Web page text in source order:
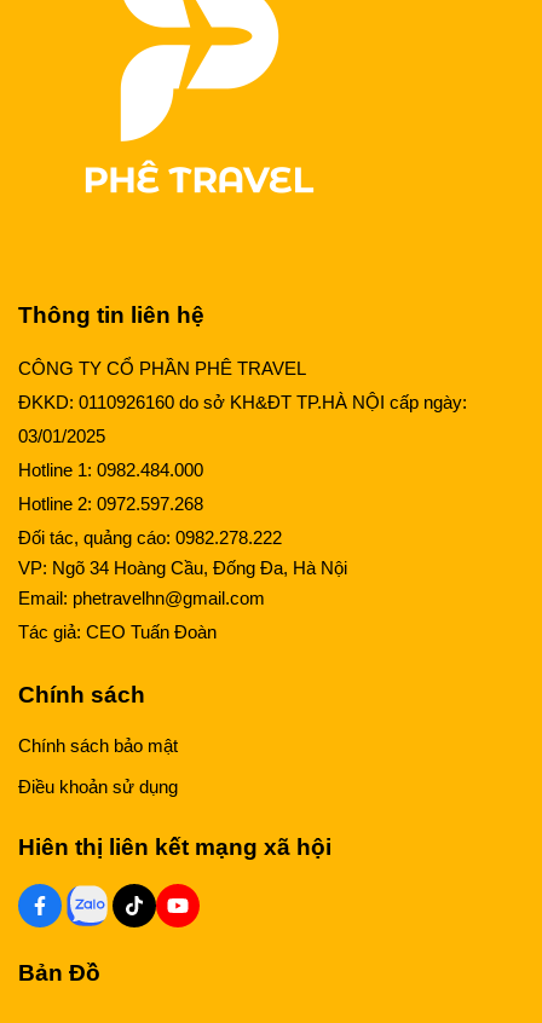
Thông tin liên hệ
CÔNG TY CỔ PHẦN PHÊ TRAVEL
ĐKKD: 0110926160 do sở KH&ĐT TP.HÀ NỘI cấp ngày:
03/01/2025
Hotline 1: 0982.484.000
Hotline 2: 0972.597.268
Đối tác, quảng cáo: 0982.278.222
VP: Ngõ 34 Hoàng Cầu, Đống Đa, Hà Nội
Email: phetravelhn@gmail.com
Tác giả: CEO Tuấn Đoàn
Chính sách
Chính sách bảo mật
Điều khoản sử dụng
Hiên thị liên kết mạng xã hội
Bản Đồ